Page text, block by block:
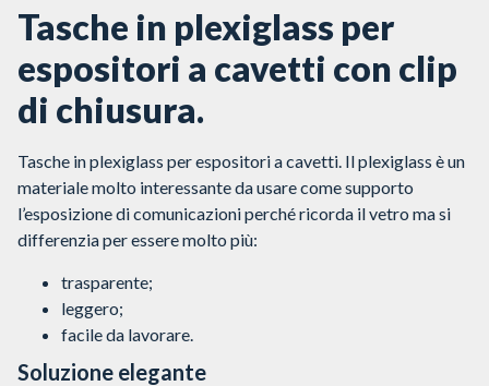
Tasche in plexiglass per
espositori a cavetti con clip
di chiusura.
Tasche in plexiglass per espositori a cavetti. Il plexiglass è un
materiale molto interessante da usare come supporto
l’esposizione di comunicazioni perché ricorda il vetro ma si
differenzia per essere molto più:
trasparente;
leggero;
facile da lavorare.
Soluzione elegante